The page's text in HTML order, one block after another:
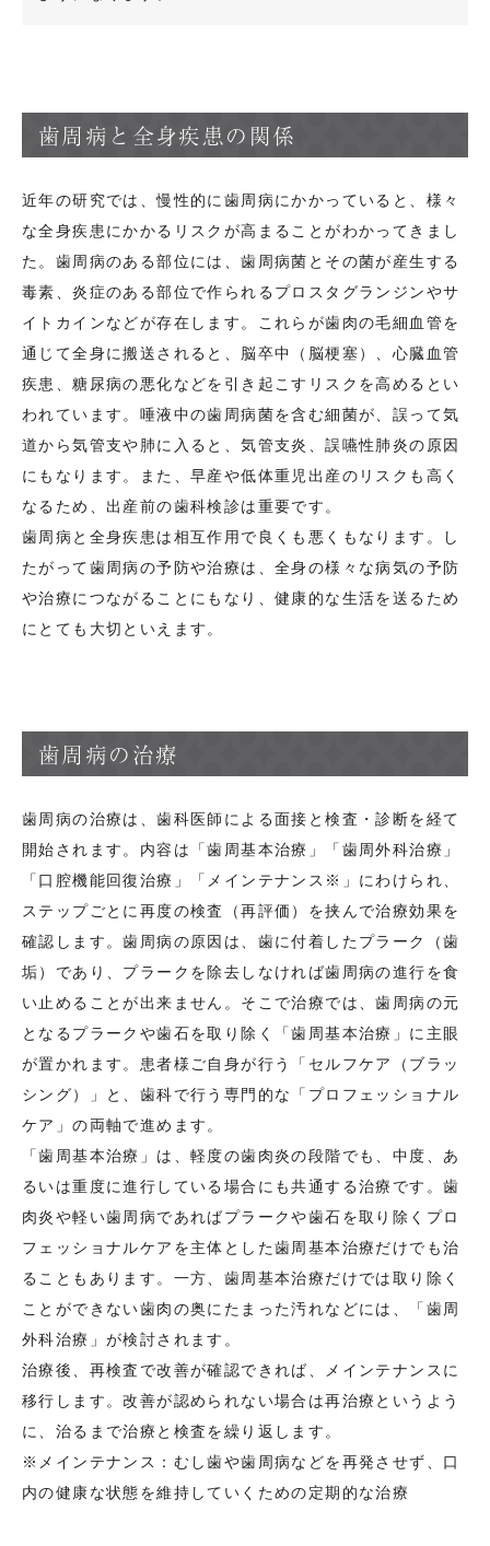
歯周病と全身疾患の関係
近年の研究では、慢性的に歯周病にかかっていると、様々
な全身疾患にかかるリスクが高まることがわかってきまし
た。歯周病のある部位には、歯周病菌とその菌が産生する
毒素、炎症のある部位で作られるプロスタグランジンやサ
イトカインなどが存在します。これらが歯肉の毛細血管を
通じて全身に搬送されると、脳卒中（脳梗塞）、心臓血管
疾患、糖尿病の悪化などを引き起こすリスクを高めるとい
われています。唾液中の歯周病菌を含む細菌が、誤って気
道から気管支や肺に入ると、気管支炎、誤嚥性肺炎の原因
にもなります。また、早産や低体重児出産のリスクも高く
なるため、出産前の歯科検診は重要です。
歯周病と全身疾患は相互作用で良くも悪くもなります。し
たがって歯周病の予防や治療は、全身の様々な病気の予防
や治療につながることにもなり、健康的な生活を送るため
にとても大切といえます。
歯周病の治療
歯周病の治療は、歯科医師による面接と検査・診断を経て
開始されます。内容は「歯周基本治療」「歯周外科治療」
「口腔機能回復治療」「メインテナンス※」にわけられ、
ステップごとに再度の検査（再評価）を挟んで治療効果を
確認します。歯周病の原因は、歯に付着したプラーク（歯
垢）であり、プラークを除去しなければ歯周病の進行を食
い止めることが出来ません。そこで治療では、歯周病の元
となるプラークや歯石を取り除く「歯周基本治療」に主眼
が置かれます。患者様ご自身が行う「セルフケア（ブラッ
シング）」と、歯科で行う専門的な「プロフェッショナル
ケア」の両軸で進めます。
「歯周基本治療」は、軽度の歯肉炎の段階でも、中度、あ
るいは重度に進行している場合にも共通する治療です。歯
肉炎や軽い歯周病であればプラークや歯石を取り除くプロ
フェッショナルケアを主体とした歯周基本治療だけでも治
ることもあります。一方、歯周基本治療だけでは取り除く
ことができない歯肉の奥にたまった汚れなどには、「歯周
外科治療」が検討されます。
治療後、再検査で改善が確認できれば、メインテナンスに
移行します。改善が認められない場合は再治療というよう
に、治るまで治療と検査を繰り返します。
※メインテナンス：むし歯や歯周病などを再発させず、口
内の健康な状態を維持していくための定期的な治療